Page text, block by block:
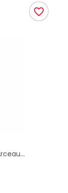
favorite_border